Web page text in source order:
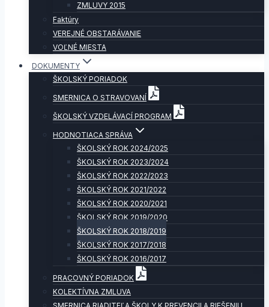
ZMLUVY 2015
Faktúry
VEREJNÉ OBSTARÁVANIE
VOĽNÉ MIESTA
DOKUMENTY
ŠKOLSKÝ PORIADOK
SMERNICA O STRAVOVANÍ
ŠKOLSKÝ VZDELÁVACÍ PROGRAM
HODNOTIACA SPRÁVA
ŠKOLSKÝ ROK 2024/2025
ŠKOLSKÝ ROK 2023/2024
ŠKOLSKÝ ROK 2022/2023
ŠKOLSKÝ ROK 2021/2022
ŠKOLSKÝ ROK 2020/2021
ŠKOLSKÝ ROK 2019/2020
ŠKOLSKÝ ROK 2018/2019
ŠKOLSKÝ ROK 2017/2018
ŠKOLSKÝ ROK 2016/2017
PRACOVNÝ PORIADOK
KOLEKTÍVNA ZMLUVA